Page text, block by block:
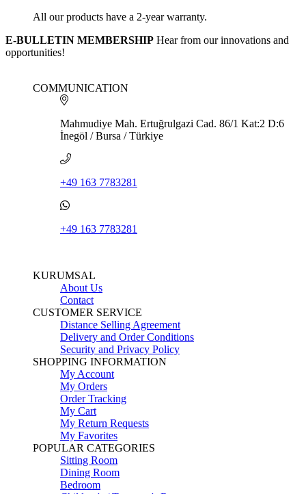
All our products have a 2-year warranty.
E-BULLETIN MEMBERSHIP Hear from our innovations and
opportunities!
COMMUNICATION
Mahmudiye Mah. Ertuğrulgazi Cad. 86/1 Kat:2 D:6
İnegöl / Bursa / Türkiye
+49 163 7783281
+49 163 7783281
KURUMSAL
About Us
Contact
CUSTOMER SERVICE
Distance Selling Agreement
Delivery and Order Conditions
Security and Privacy Policy
SHOPPING INFORMATION
My Account
My Orders
Order Tracking
My Cart
My Return Requests
My Favorites
POPULAR CATEGORIES
Sitting Room
Dining Room
Bedroom